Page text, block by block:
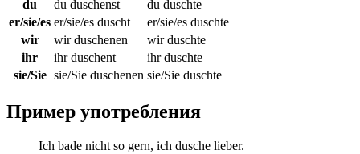
du
du duschenst
du duschte
er/sie/es er/sie/es duscht
er/sie/es duschte
wir
wir duschenen
wir duschte
ihr
ihr duschent
ihr duschte
sie/Sie sie/Sie duschenen sie/Sie duschte
Пример употребления
Ich bade nicht so gern, ich dusche lieber.